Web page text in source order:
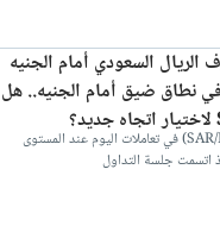
الريال السعودي أمام الجنيه
نطاق ضيق أمام الجنيه.. هل
استقر سعر زوج الريال السعودي مقابل الجنيه المصري (SAR/EGP) في تعاملات اليوم عند المستوى